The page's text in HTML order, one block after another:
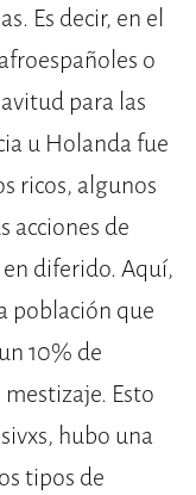
Es decir, en el
o
para las
u Holanda fue
ricos, algunos
acciones de
diferido. Aquí,
población que
10% de
Esto
hubo una
tipos de